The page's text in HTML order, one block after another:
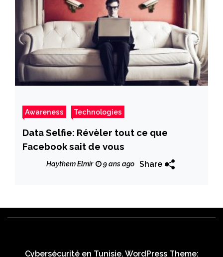
Awareness Technologies
Data Selfie: Révèler tout ce que
Facebook sait de vous
Haythem Elmir 9 ans ago Share
Cybersécurité en Tunisie. WordPress Theme: